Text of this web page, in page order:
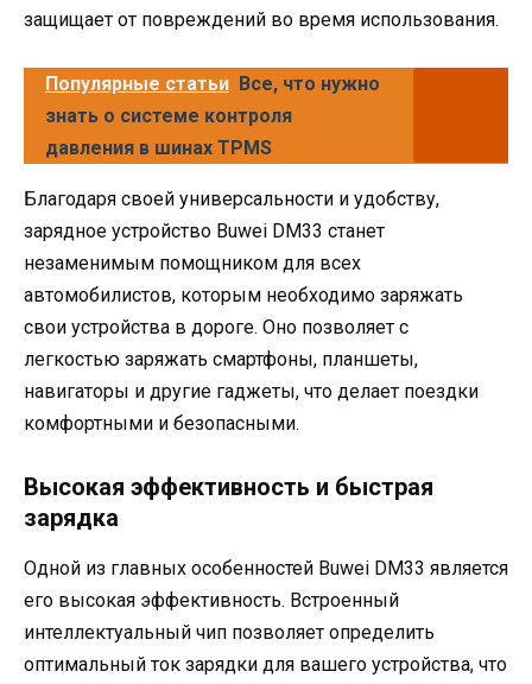
защищает от повреждений во время использования.
Популярные статьи Все, что нужно
знать о системе контроля
давления в шинах TPMS
Благодаря своей универсальности и удобству,
зарядное устройство Buwei DM33 станет
незаменимым помощником для всех
автомобилистов, которым необходимо заряжать
свои устройства в дороге. Оно позволяет с
легкостью заряжать смартфоны, планшеты,
навигаторы и другие гаджеты, что делает поездки
комфортными и безопасными.
Высокая эффективность и быстрая
зарядка
Одной из главных особенностей Buwei DM33 является
его высокая эффективность. Встроенный
интеллектуальный чип позволяет определить
оптимальный ток зарядки для вашего устройства, что